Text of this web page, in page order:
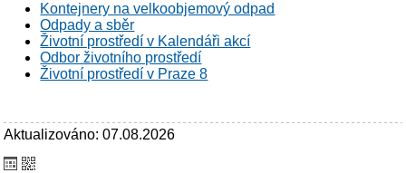
Kontejnery na velkoobjemový odpad
Odpady a sběr
Životní prostředí v Kalendáři akcí
Odbor životního prostředí
Životní prostředí v Praze 8
Aktualizováno: 07.08.2026